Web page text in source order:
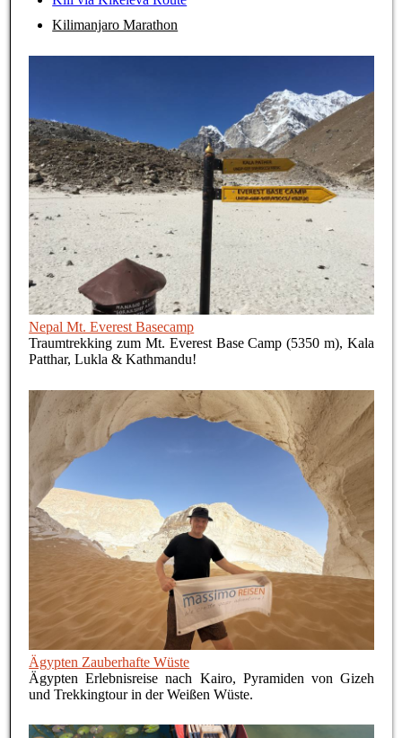
Kilimanjaro Marathon
Nepal Mt. Everest Basecamp
Traumtrekking zum Mt. Everest Base Camp (5350 m), Kala
Patthar, Lukla & Kathmandu!
Ägypten Zauberhafte Wüste
Ägypten Erlebnisreise nach Kairo, Pyramiden von Gizeh
und Trekkingtour in der Weißen Wüste.